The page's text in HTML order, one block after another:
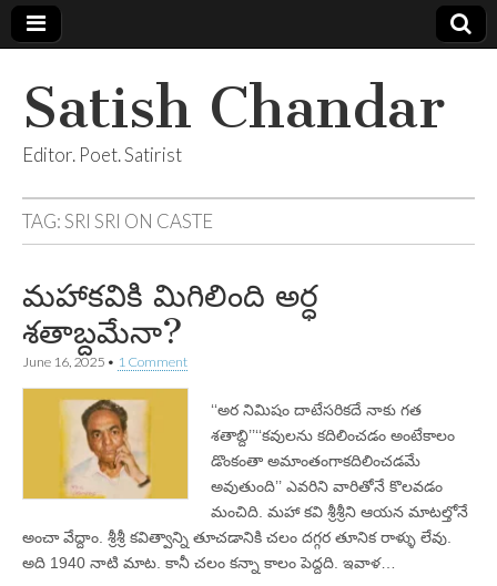
Satish Chandar
Editor. Poet. Satirist
TAG:SRI SRI ON CASTE
మహాకవికి మిగిలింది అర్ధ
శతాబ్దమేనా?
June 16, 2025 • 1 Comment
‘‘అర నిమిషం దాటేసరికదే నాకు గత
శతాబ్ది’’‘‘కవులను కదిలించడం అంటేకాలం
డొంకంతా అమాంతంగాకదిలించడమే
అవుతుంది’’ ఎవరిని వారితోనే కొలవడం
మంచిది. మహా కవి శ్రీశ్రీని ఆయన మాటల్తోనే
అంచా వేద్దాం. శ్రీశ్రీ కవిత్వాన్ని తూచడానికి చలం దగ్గర తూనిక రాళ్ళు లేవు.
అది 1940 నాటి మాట. కానీ చలం కన్నా కాలం పెద్దది. ఇవాళ…